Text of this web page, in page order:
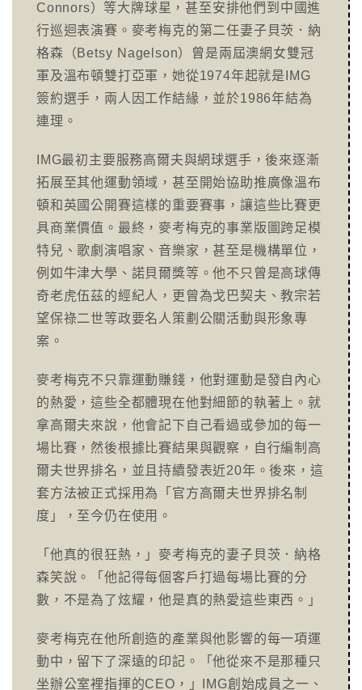
Connors）等大牌球星，甚至安排他們到中國進
行巡迴表演賽。麥考梅克的第二任妻子貝茨．納
格森（Betsy Nagelson）曾是兩屆澳網女雙冠
軍及溫布頓雙打亞軍，她從1974年起就是IMG
簽約選手，兩人因工作結緣，並於1986年結為
連理。
IMG最初主要服務高爾夫與網球選手，後來逐漸
拓展至其他運動領域，甚至開始協助推廣像溫布
頓和英國公開賽這樣的重要賽事，讓這些比賽更
具商業價值。最終，麥考梅克的事業版圖跨足模
特兒、歌劇演唱家、音樂家，甚至是機構單位，
例如牛津大學、諾貝爾獎等。他不只曾是高球傳
奇老虎伍茲的經紀人，更曾為戈巴契夫、教宗若
望保祿二世等政要名人策劃公關活動與形象專
案。
麥考梅克不只靠運動賺錢，他對運動是發自內心
的熱愛，這些全都體現在他對細節的執著上。就
拿高爾夫來說，他會記下自己看過或參加的每一
場比賽，然後根據比賽結果與觀察，自行編制高
爾夫世界排名，並且持續發表近20年。後來，這
套方法被正式採用為「官方高爾夫世界排名制
度」，至今仍在使用。
「他真的很狂熱，」麥考梅克的妻子貝茨．納格
森笑說。「他記得每個客戶打過每場比賽的分
數，不是為了炫耀，他是真的熱愛這些東西。」
麥考梅克在他所創造的產業與他影響的每一項運
動中，留下了深遠的印記。「他從來不是那種只
坐辦公室裡指揮的CEO，」IMG創始成員之一、